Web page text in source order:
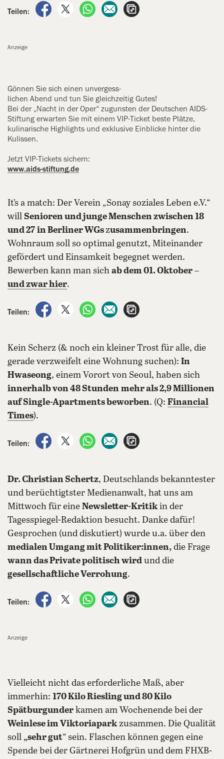
Teilen:
auf Facebook teilen
auf X teilenper WhatsApp teilen
per E-Mail teilen
Anzeige
Gönnen Sie sich einen unvergess-
­lichen Abend und tun Sie gleichzeitig Gutes!
Bei der „Nacht in der Oper“ zugunsten der Deutschen AIDS-
Stiftung erwarten Sie mit einem VIP-Ticket beste Plätze,
kulinarische Highlights und exklusive Einblicke hinter die
‍Kulissen.
Jetzt VIP-Tickets sichern:
www.aids-stiftung.de
It’s a match: Der Verein „Sonay soziales Leben e.V.“
will Senioren und junge Menschen zwischen 18
und 27 in Berliner WGszusammenbringen.
Wohnraum soll so optimal genutzt, Miteinander
gefördert und Einsamkeit begegnet werden.
Bewerben kann man sich ab dem 01. Oktober –
und zwar hier.
Teilen:
auf Facebook teilen
auf X teilenper WhatsApp teilen
per E-Mail teilen
Kein Scherz (& noch ein kleiner Trost für alle, die
gerade verzweifelt eine Wohnung suchen): In
Hwaseong, einem Vorort von Seoul, haben sich
innerhalb von 48 Stunden mehr als 2,9 Millionen
auf Single-Apartments beworben. (Q: Financial
Times).
Teilen:
auf Facebook teilen
auf X teilenper WhatsApp teilen
per E-Mail teilen
Dr. Christian Schertz, Deutschlands bekanntester
und berüchtigtster Medienanwalt, hat uns am
Mittwoch für eine Newsletter-Kritikin der
Tagesspiegel-Redaktion besucht. Danke dafür!
Gesprochen (und diskutiert) wurde u.a. über den
medialen Umgang mit Politiker:innen, die Frage
wann das Private politisch wird und die
gesellschaftliche Verrohung.
Teilen:
auf Facebook teilen
auf X teilenper WhatsApp teilen
per E-Mail teilen
Anzeige
Vielleicht nicht das erforderliche Maß, aber
immerhin: 170 Kilo Riesling und 80 Kilo
Spätburgunder kamen am Wochenende bei der
Weinlese im Viktoriaparkzusammen. Die Qualität
soll „sehr gut“ sein. Flaschen können gegen eine
Spende bei der Gärtnerei Hofgrün und dem FHXB-